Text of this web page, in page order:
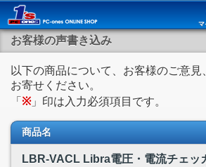
マ
お客様の声書き込み
以下の商品について、お客様のご意見
お寄せください。
「 ※」印は入力必須項目です。
商品名
LBR-VACL Libra電圧・電流チェッ